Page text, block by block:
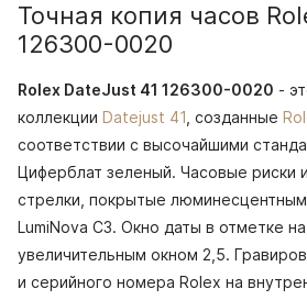
Точная копия часов
126300-0020
Rolex DateJust 41 126300-0020 -
коллекции Datejust 41 , созданные
соответствии с высочайшими
Циферблат зеленый. Часовые риски
стрелки, покрытые
LumiNova С3. Окно даты в отметке
увеличительным окном 2,5.
и серийного номера Rolex на